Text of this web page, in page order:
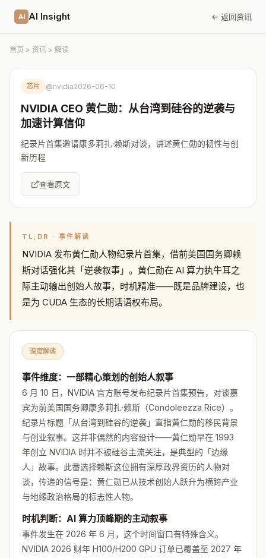
AI AI Insight ← 返回资讯
首页 > 资讯 > 解读
芯片 @nvidia2026-06-10
NVIDIA CEO 黄仁勋：从台湾到硅谷的逆袭与
加速计算信仰
纪录片首集邀请康多莉扎·赖斯对谈，讲述黄仁勋的韧性与创
新历程
查看原文
TL;DR · 事件解读
NVIDIA 发布黄仁勋人物纪录片首集，借前美国国务卿赖
斯对话强化其「逆袭叙事」。黄仁勋在 AI 算力执牛耳之
际主动输出创始人故事，时机精准——既是品牌建设，也
是为 CUDA 生态的长期话语权布局。
深度解读
事件维度：一部精心策划的创始人叙事
6 月 10 日，NVIDIA 官方账号发布纪录片首集预告，对谈嘉
宾为前美国国务卿康多莉扎·赖斯（Condoleezza Rice）。
纪录片标题「从台湾到硅谷的逆袭」直指黄仁勋的移民背景
与创业叙事。这并非偶然的内容设计——黄仁勋早在 1993
年创立 NVIDIA 时并不被硅谷主流关注，是典型的「边缘
人」故事。此番选择赖斯这位拥有深厚政界资历的人物对
谈，传递的信号是：黄仁勋已从技术创始人跃升为横跨产业
与地缘政治格局的标志性人物。
时机判断：AI 算力顶峰期的主动叙事
事件发生在 2026 年 6 月，这个时间窗口有特殊含义。
NVIDIA 2026 财年 H100/H200 GPU 订单已覆盖至 2027 年